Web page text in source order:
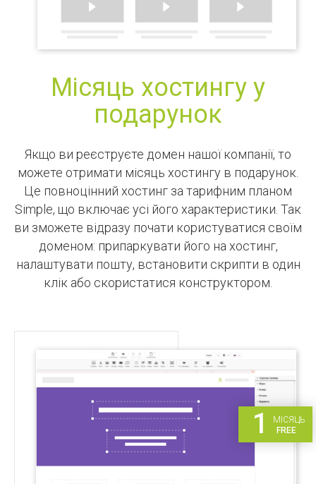
Місяць хостингу у
подарунок
Якщо ви реєструєте домен нашої компанії, то
можете отримати місяць хостингу в подарунок.
Це повноцінний хостинг за тарифним планом
Simple, що включає усі його характеристики. Так
ви зможете відразу почати користуватися своїм
доменом: припаркувати його на хостинг,
налаштувати пошту, встановити скрипти в один
клік або скористатися конструктором.
1
МІСЯЦЬ
FREE